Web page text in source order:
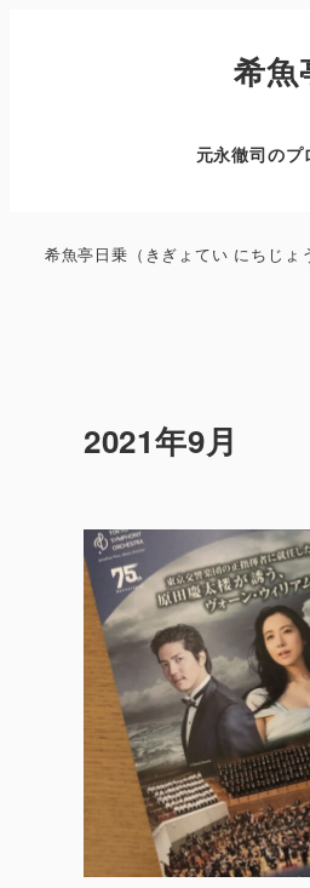
希魚
元永徹司のプ
希魚亭日乗（きぎょてい にちじ
2021年9月